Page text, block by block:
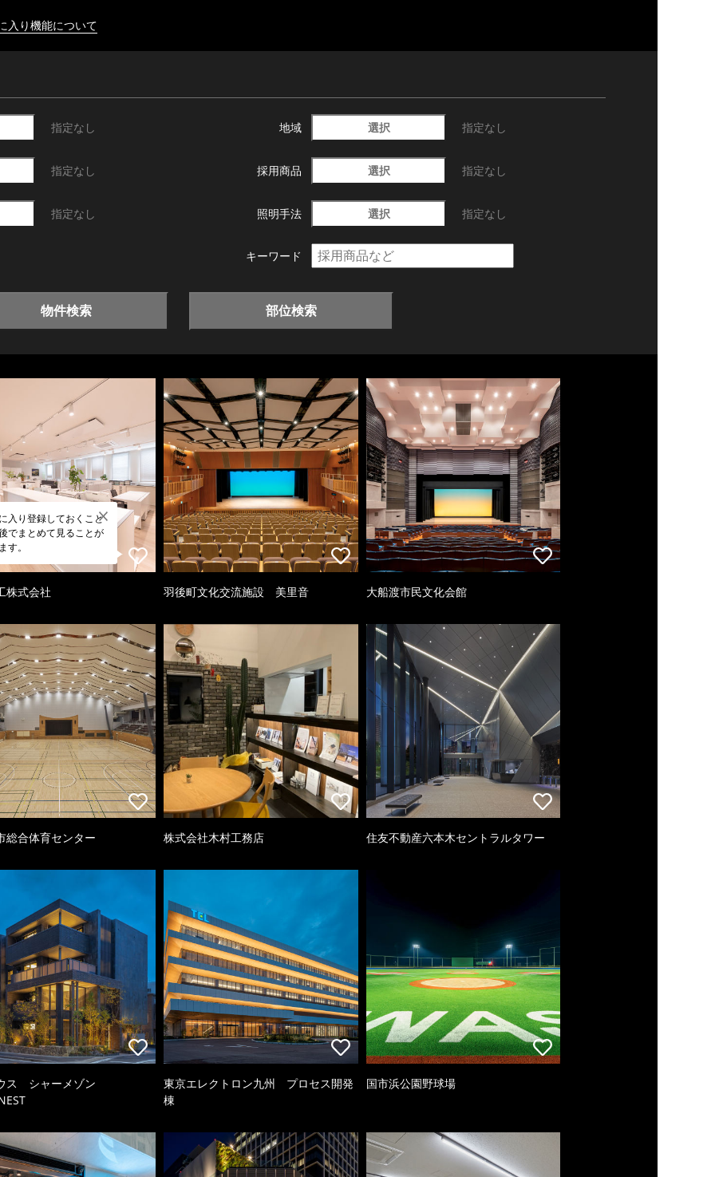
入り機能について
指定なし 地域 選択 指定なし
指定なし 採用商品 選択 指定なし
指定なし 照明手法 選択 指定なし
キーワード
物件検索 部位検索
入り登録しておくこと
でまとめて見ることが
す。
株式会社 羽後町文化交流施設 美里音 大船渡市民文化会館
総合体育センター 株式会社木村工務店 住友不動産六本木セントラルタワー
ス シャーメゾン
東京エレクトロン九州 プロセス開発
棟
国市浜公園野球場